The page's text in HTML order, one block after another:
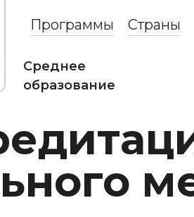
Программы Страны
Среднее
образование